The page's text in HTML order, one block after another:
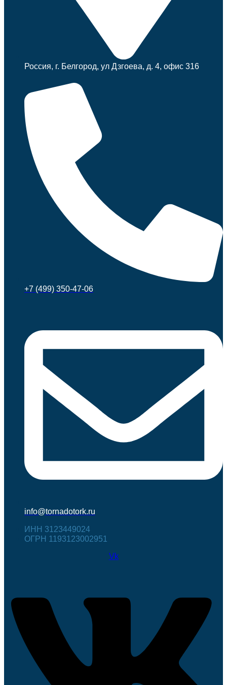
Россия, г. Белгород, ул Дзгоева, д. 4, офис 316
+7 (499) 350-47-06
info@tornadotork.ru
ИНН 3123449024
ОГРН 1193123002951
Vk